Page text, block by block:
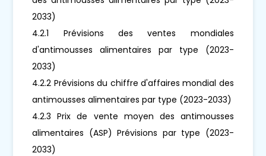
2033)
4.2.1 Prévisions des ventes mondiales
d'antimousses alimentaires par type (2023-
2033)
4.2.2 Prévisions du chiffre d'affaires mondial des
antimousses alimentaires par type (2023-2033)
4.2.3 Prix de vente moyen des antimousses
alimentaires (ASP) Prévisions par type (2023-
2033)